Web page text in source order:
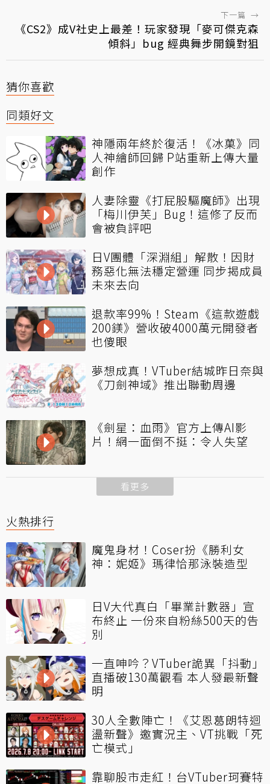
下一篇 →
《CS2》成V社史上最差！玩家發現「麥可傑克森
傾斜」bug 經典舞步開鏡對狙
猜你喜歡
同類好文
神隱兩年終於復活！《冰菓》同
人神繪師回歸 P站重新上傳大量
創作
人妻除靈《打屁股驅魔師》出現
「梅川伊芙」Bug！這修了反而
會被負評吧
日V團體「深淵組」解散！因財
務惡化無法穩定營運 同步揭成員
未來去向
退款率99%！Steam《這款遊戲
200鎂》營收破4000萬元開發者
也傻眼
夢想成真！VTuber結城昨日奈與
《刀劍神域》推出聯動周邊
《劍星：血雨》官方上傳AI影
片！網一面倒不挺：令人失望
看更多
火熱排行
魔鬼身材！Coser扮《勝利女
神：妮姬》瑪律恰那泳裝造型
日V大代真白「畢業計數器」宣
布終止 一份來自粉絲500天的告
別
一直呻吟？VTuber詭異「抖動」
直播破130萬觀看 本人發最新聲
明
30人全數陣亡！《艾恩葛朗特迴
盪新聲》邀實況主、VT挑戰「死
亡模式」
靠聊股市走紅！台VTuber珂賽特